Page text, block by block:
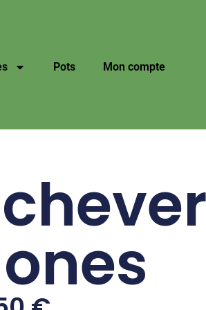
Pots Mon compte